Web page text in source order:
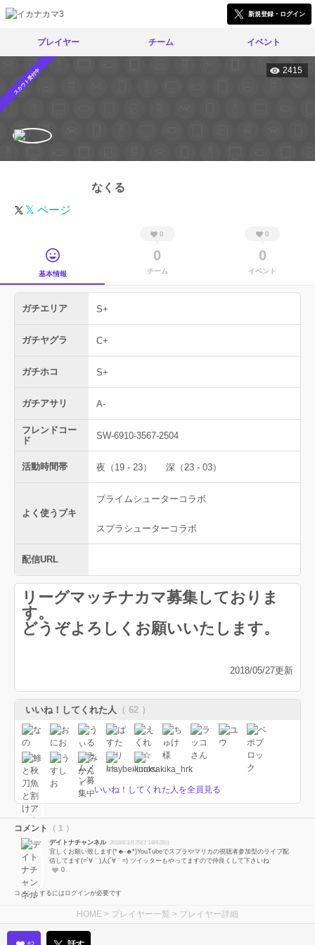
新規登録・ログイン
プレイヤー チーム イベント
スカウト受付中 2415
なくる
𝕏 ページ
基本情報
0
0
チーム
0
0
イベント
ガチエリア S+
ガチヤグラ C+
ガチホコ S+
ガチアサリ A-
フレンドコー
ド
SW-6910-3567-2504
活動時間帯 夜（19 - 23） 深（23 - 03）
よく使うブキ
プライムシューターコラボ
スプラシューターコラボ
配信URL
リーグマッチナカマ募集しておりま
す。
どうぞよろしくお願いいたします。
2018/05/27更新
いいね！してくれた人 （ 62 ）
いいね！してくれた人を全員見る
コメント （ 1 ）
デイトナチャンネル 2018年3月25日 14時28分
宜しくお願い致します(*☻-☻*)YouTubeでスプラやマリカの視聴者参加型のライブ配
信してます(=´∀｀)人(´∀｀=) ツイッターもやってますので仲良くして下さいね
0
コメントするにはログインが必要です
HOME > プレイヤー一覧 > プレイヤー詳細